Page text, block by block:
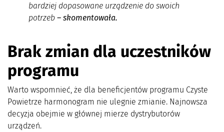
bardziej dopasowane urządzenie do swoich
potrzeb – skomentowała.
Brak zmian dla uczestników
programu
Warto wspomnieć, że dla beneficjentów programu Czyste
Powietrze harmonogram nie ulegnie zmianie. Najnowsza
decyzja obejmie w głównej mierze dystrybutorów
urządzeń.